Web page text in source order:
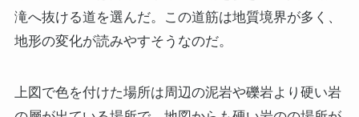
滝へ抜ける道を選んだ。この道筋は地質境界が多く、
地形の変化が読みやすそうなのだ。
上図で色を付けた場所は周辺の泥岩や礫岩より硬い岩